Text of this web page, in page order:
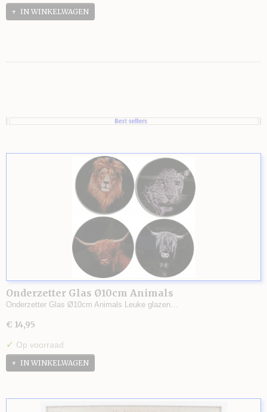
IN WINKELWAGEN
Onderzetter Glas Ø10cm Animals
Onderzetter Glas Ø10cm Animals Leuke glazen…
€ 14,95
✓ Op voorraad
IN WINKELWAGEN